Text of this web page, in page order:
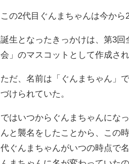
この2代目ぐんまちゃんは今から
誕生となったきっかけは、第3
会」のマスコットとして作成さ
ただ、名前は「ぐんまちゃん」
づけられていた。
ではいつからぐんまちゃんにな
んと襲名をしたことから、この
代ぐんまちゃんがいつの時点で